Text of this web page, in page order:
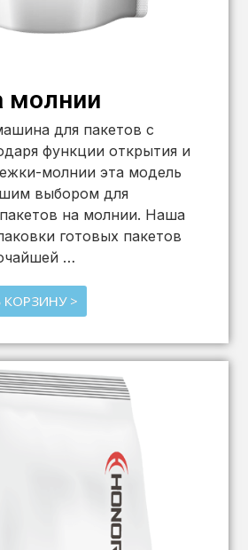
молнии
для пакетов с
функции открытия и
молнии эта модель
выбором для
на молнии. Наша
готовых пакетов
…
>